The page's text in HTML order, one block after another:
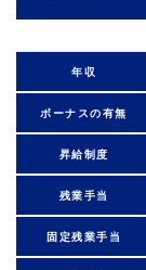
年収
ボーナスの有無
昇給制度
残業手当
固定残業手当